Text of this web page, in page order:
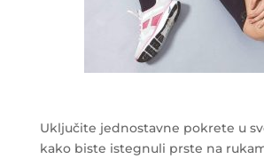
Uključite jednostavne pokrete u
kako biste istegnuli prste na